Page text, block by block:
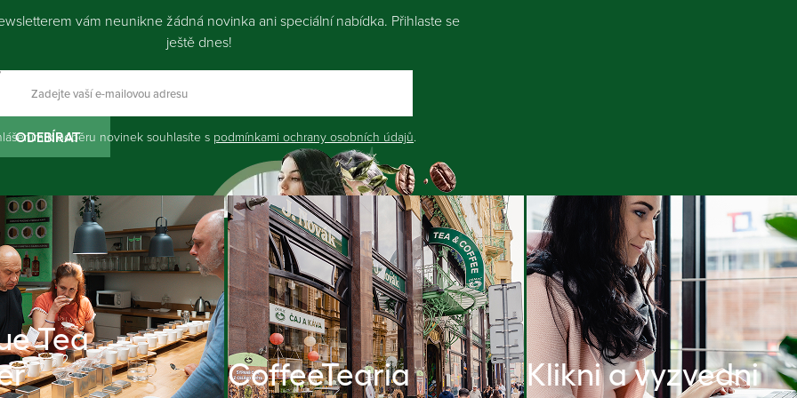
vám neunikne žádná novinka ani speciální nabídka. Přihlaste se
ještě dnes!
ODEBÍRATk odběru novinek souhlasíte s podmínkami ochrany osobních údajů.
Tea
CoffeeTearia Klikni a vyzvedni